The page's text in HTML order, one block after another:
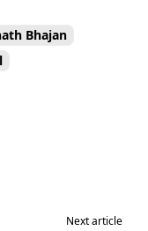
Bhajan
Next article